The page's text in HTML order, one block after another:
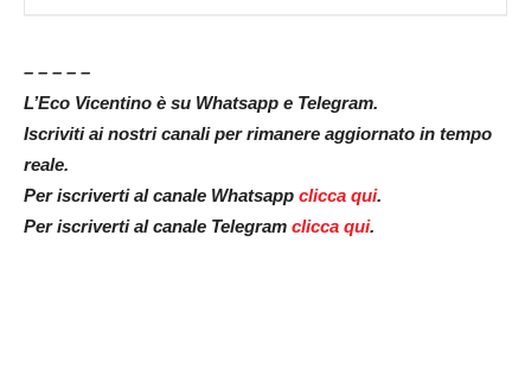
– – – – –
L’Eco Vicentino è su Whatsapp e Telegram.
Iscriviti ai nostri canali per rimanere aggiornato in tempo
reale.
Per iscriverti al canale Whatsapp clicca qui.
Per iscriverti al canale Telegram clicca qui.